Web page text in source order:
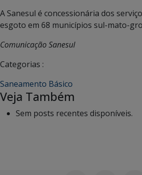
A Sanesul é concessionária dos
esgoto em 68 municípios sul-mato-
Comunicação Sanesul
Categorias :
Saneamento Básico
Veja Também
Sem posts recentes disponíveis.